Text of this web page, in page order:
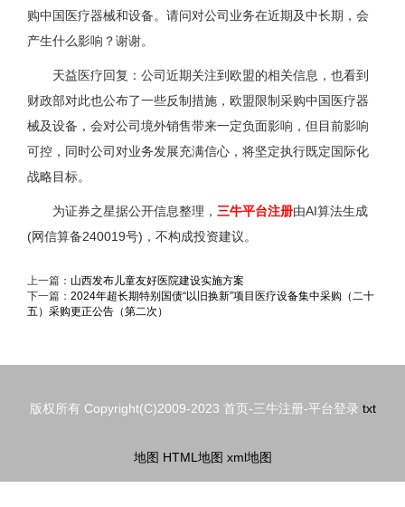
购中国医疗器械和设备。请问对公司业务在近期及中长期，会
产生什么影响？谢谢。
天益医疗回复：公司近期关注到欧盟的相关信息，也看到
财政部对此也公布了一些反制措施，欧盟限制采购中国医疗器
械及设备，会对公司境外销售带来一定负面影响，但目前影响
可控，同时公司对业务发展充满信心，将坚定执行既定国际化
战略目标。
为证券之星据公开信息整理， 三牛平台注册由AI算法生成
(网信算备240019号)，不构成投资建议。
上一篇： 山西发布儿童友好医院建设实施方案
下一篇： 2024年超长期特别国债“以旧换新”项目医疗设备集中采购（二十
五）采购更正公告（第二次）
版权所有 Copyright(C)2009-2023 首页-三牛注册-平台登录 txt
地图 HTML地图 xml地图